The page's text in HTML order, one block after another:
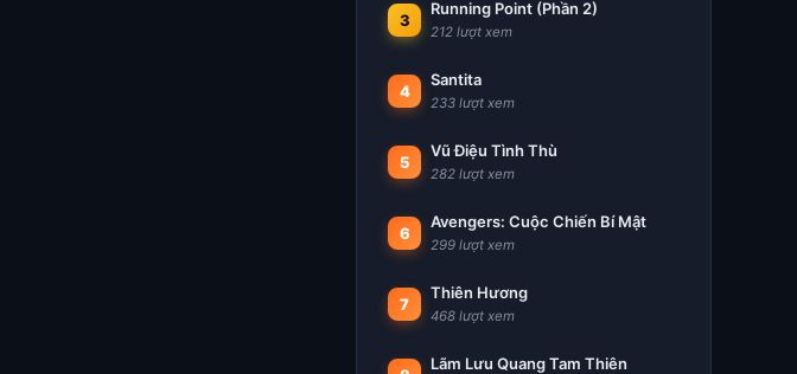
3
Running Point (Phần 2)
212 lượt xem
4
Santita
233 lượt xem
5
Vũ Điệu Tình Thù
282 lượt xem
6
Avengers: Cuộc Chiến Bí Mật
299 lượt xem
7
Thiên Hương
468 lượt xem
Lãm Lưu Quang Tam Thiên